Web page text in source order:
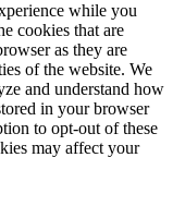
while you
cookies that are
as they are
of the website. We
and understand how
in your browser
to opt-out of these
may affect your